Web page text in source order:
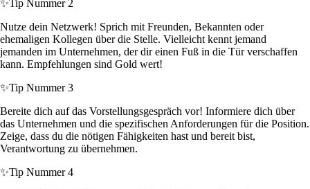
✨Tip Nummer 2
Nutze dein Netzwerk! Sprich mit Freunden, Bekannten oder
ehemaligen Kollegen über die Stelle. Vielleicht kennt jemand
jemanden im Unternehmen, der dir einen Fuß in die Tür verschaffen
kann. Empfehlungen sind Gold wert!
✨Tip Nummer 3
Bereite dich auf das Vorstellungsgespräch vor! Informiere dich über
das Unternehmen und die spezifischen Anforderungen für die Position.
Zeige, dass du die nötigen Fähigkeiten hast und bereit bist,
Verantwortung zu übernehmen.
✨Tip Nummer 4